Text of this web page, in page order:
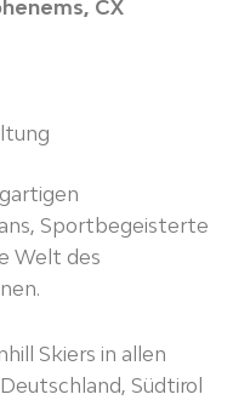
CX
Sportbegeisterte
Welt des
Skiers in allen
Südtirol